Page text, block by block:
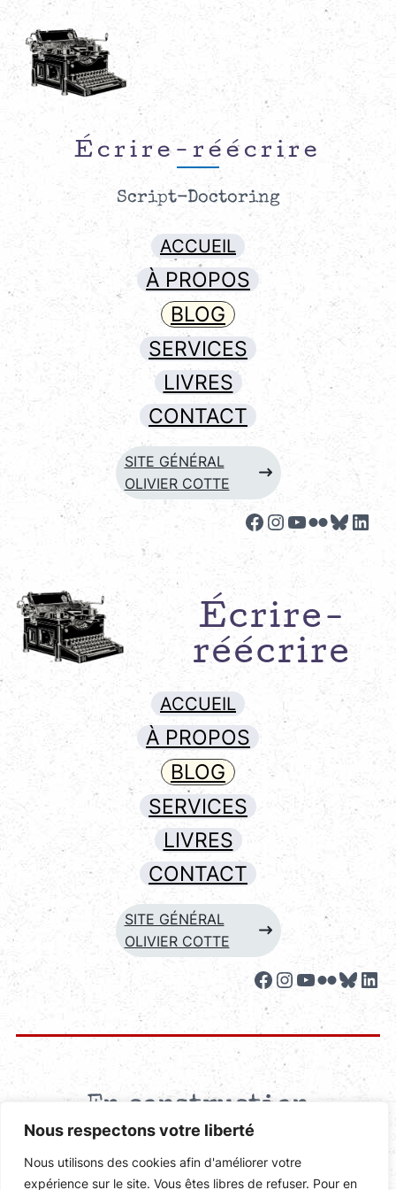
Nous respectons votre liberté
Nous utilisons des cookies afin d'améliorer votre
expérience sur le site. Vous êtes libres de refuser. Pour en
Écrire-réécrire
Script-Doctoring
ACCUEIL
À PROPOS
BLOG
SERVICES
LIVRES
CONTACT
SITE GÉNÉRAL
OLIVIER COTTE
Facebook
Instagram
YouTube
Flickr
Écrire-
réécrire
ACCUEIL
À PROPOS
BLOG
SERVICES
LIVRES
CONTACT
SITE GÉNÉRAL
OLIVIER COTTE
Facebook
Instagram
YouTube
Flickr
En construction